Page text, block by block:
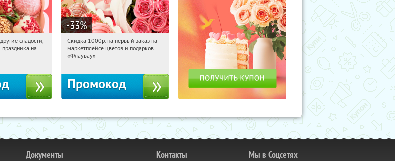
Получили:
сладости,
на
-33%
19:05:23 Получили:
Россия
Скидка 1000р. на первый заказ на
маркетплейсе цветов и подарков
«Флаувау»
Промокод
Документы Контакты Мы в Соцсетях